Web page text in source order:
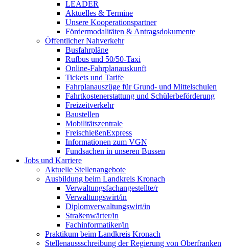
LEADER
Aktuelles & Termine
Unsere Kooperationspartner
Fördermodalitäten & Antragsdokumente
Öffentlicher Nahverkehr
Busfahrpläne
Rufbus und 50/50-Taxi
Online-Fahrplanauskunft
Tickets und Tarife
Fahrplanauszüge für Grund- und Mittelschulen
Fahrtkostenerstattung und Schülerbeförderung
Freizeitverkehr
Baustellen
Mobilitätszentrale
FreischießenExpress
Informationen zum VGN
Fundsachen in unseren Bussen
Jobs und Karriere
Aktuelle Stellenangebote
Ausbildung beim Landkreis Kronach
Verwaltungsfachangestellte/r
Verwaltungswirt/in
Diplomverwaltungswirt/in
Straßenwärter/in
Fachinformatiker/in
Praktikum beim Landkreis Kronach
Stellenaussschreibung der Regierung von Oberfranken